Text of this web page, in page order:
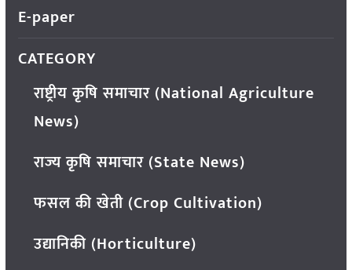
E-paper
CATEGORY
राष्ट्रीय कृषि समाचार (National Agriculture
News)
राज्य कृषि समाचार (State News)
फसल की खेती (Crop Cultivation)
उद्यानिकी (Horticulture)